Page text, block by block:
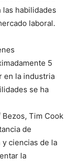
habilidades
laboral.
5
en la industria
se ha
Tim Cook
de
ciencias de la
la